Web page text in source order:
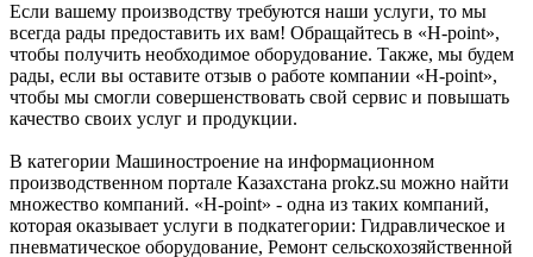
Если вашему производству требуются наши услуги, то мы
всегда рады предоставить их вам! Обращайтесь в «H-point»,
чтобы получить необходимое оборудование. Также, мы будем
рады, если вы оставите отзыв о работе компании «H-point»,
чтобы мы смогли совершенствовать свой сервис и повышать
качество своих услуг и продукции.
В категории Машиностроение на информационном
производственном портале Казахстана prokz.su можно найти
множество компаний. «H-point» - одна из таких компаний,
которая оказывает услуги в подкатегории: Гидравлическое и
пневматическое оборудование, Ремонт сельскохозяйственной